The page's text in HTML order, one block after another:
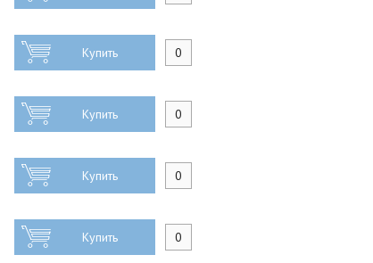
Купить
Купить
Купить
Купить